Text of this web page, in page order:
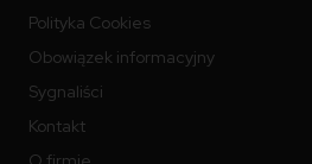
Polityka Cookies
Obowiązek informacyjny
Sygnaliści
Kontakt